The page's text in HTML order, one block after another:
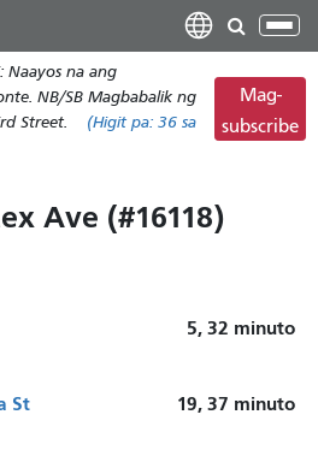
pangunahing
nilalaman
I-
ang
Naayos na ang
NB/SB Magbabalik ng
Street.
(Higit pa: 36 sa
Mag-
subscribe
Ave (#16118)
5, 32 minuto
St 19, 37 minuto